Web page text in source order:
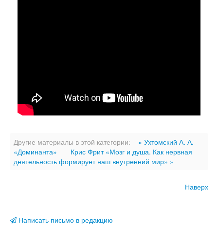
Другие материалы в этой категории:
« Ухтомский А. А.
«Доминанта»
Крис Фрит «Мозг и душа. Как нервная
деятельность формирует наш внутренний мир» »
Наверх
Написать письмо в редакцию